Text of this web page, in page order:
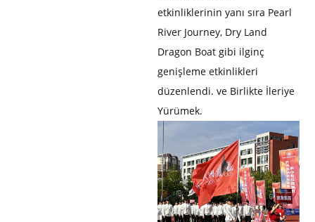
etkinliklerinin yanı sıra Pearl
River Journey, Dry Land
Dragon Boat gibi ilginç
genişleme etkinlikleri
düzenlendi. ve Birlikte İleriye
Yürümek.